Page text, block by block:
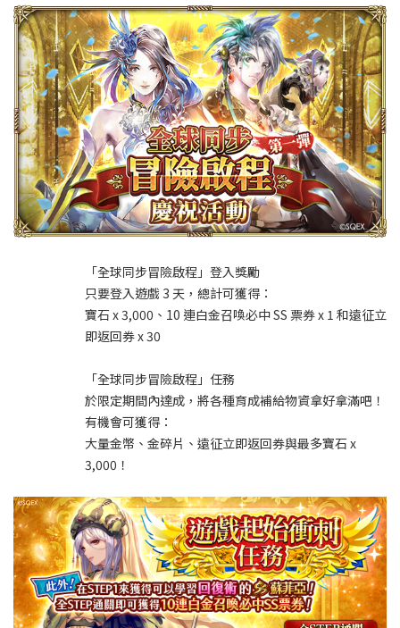
「全球同步冒險啟程」登入獎勵
只要登入遊戲 3 天，總計可獲得：
寶石 x 3,000、10 連白金召喚必中 SS 票券 x 1 和遠征立
即返回券 x 30
「全球同步冒險啟程」任務
於限定期間內達成，將各種育成補給物資拿好拿滿吧！
有機會可獲得：
大量金幣、金碎片、遠征立即返回券與最多寶石 x
3,000！